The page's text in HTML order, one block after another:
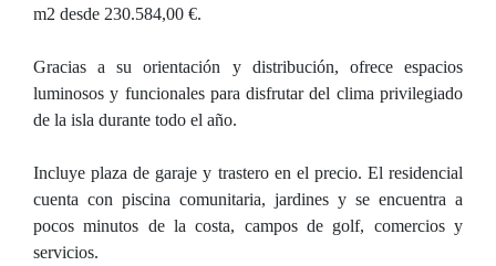
m2 desde 230.584,00 €.
Gracias a su orientación y distribución, ofrece espacios
luminosos y funcionales para disfrutar del clima privilegiado
de la isla durante todo el año.
Incluye plaza de garaje y trastero en el precio. El residencial
cuenta con piscina comunitaria, jardines y se encuentra a
pocos minutos de la costa, campos de golf, comercios y
servicios.